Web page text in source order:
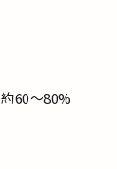
約60～80%